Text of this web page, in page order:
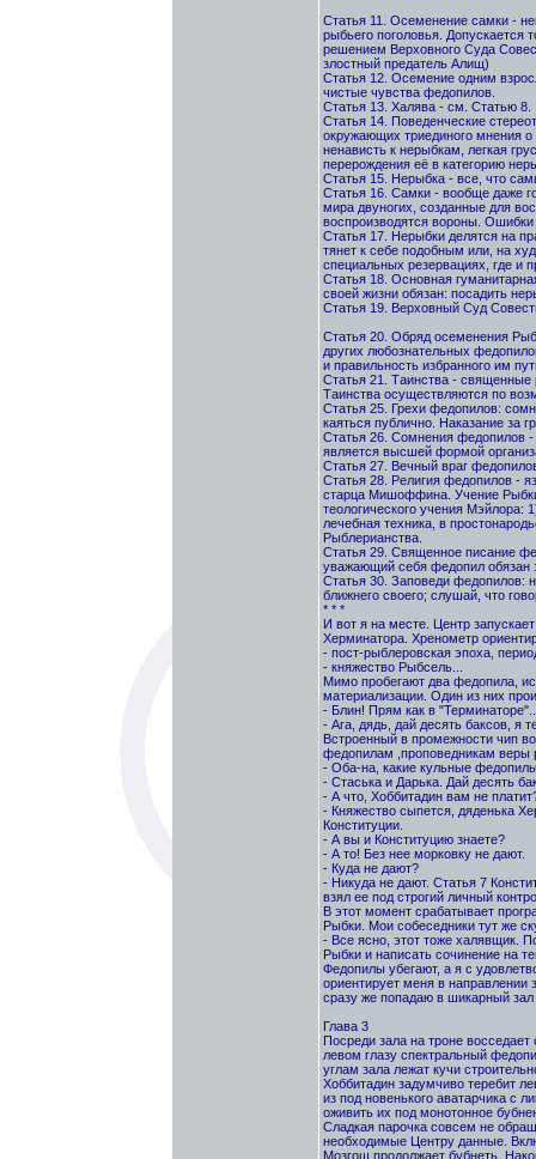
Статья 11. Осеменение самки -
рыбьего поголовья. Допускается
решением Верховного Суда
злостный предатель Алищ)
Статья 12. Осемение одним
чистые чувства федопилов.
Cтатья 13. Халява - см. Статью 8.
Статья 14. Поведенческие
окружающих триединого мнения
ненависть к нерыбкам, легкая
перерождения её в категорию
Статья 15. Нерыбка - все, что
Статья 16. Самки - вообще даже
мира двуногих, созданные для
воспроизводятся вороны. Ошибки
Статья 17. Нерыбки делятся на
тянет к себе подобным или, на
специальных резервациях, где и
Статья 18. Основная
своей жизни обязан: посадить
Статья 19. Верховный Суд
Статья 20. Обряд осеменения
других любознательных
и правильность избранного им
Статья 21. Таинства -
Таинства осуществляются по
Статья 25. Грехи федопилов:
каяться публично. Наказание за
Статья 26. Сомнения федопилов
является высшей формой
Статья 27. Вечный враг
Статья 28. Религия федопилов -
старца Мишоффина. Учение Рыбки
теологического учения
лечебная техника, в
Рыблерианства.
Статья 29. Священное писание
уважающий себя федопил обязан
Статья 30. Заповеди федопилов:
ближнего своего; слушай, что
* * *
И вот я на месте. Центр
Херминатора. Хренометр
- пост-рыблеровская эпоха,
- княжество Рыбсель...
Мимо пробегают два федопила,
материализации. Один из них
- Блин! Прям как в
- Ага, дядь, дай десять баксов, я
Встроенный в промежности чип
федопилам ,проповедникам веры
- Оба-на, какие кульные
- Стаська и Дарька. Дай десять
- А что, Хоббитадин вам не
- Княжество сыпется, дяденька
Конституции.
- А вы и Конституцию знаете?
- А то! Без нее морковку не дают.
- Куда не дают?
- Никуда не дают. Статья 7
взял ее под строгий личный
В этот момент срабатывает
Рыбки. Мои собеседники тут же
- Все ясно, этот тоже халявщик.
Рыбки и написать сочинение на
Федопилы убегают, а я с
ориентирует меня в направлении
сразу же попадаю в шикарный
Глава 3
Посреди зала на троне
левом глазу спектральный
углам зала лежат кучи
Хоббитадин задумчиво теребит
из под новенького аватарчика с
оживить их под монотонное
Сладкая парочка совсем не
необходимые Центру данные.
Мозгош продолжает бубнеть.